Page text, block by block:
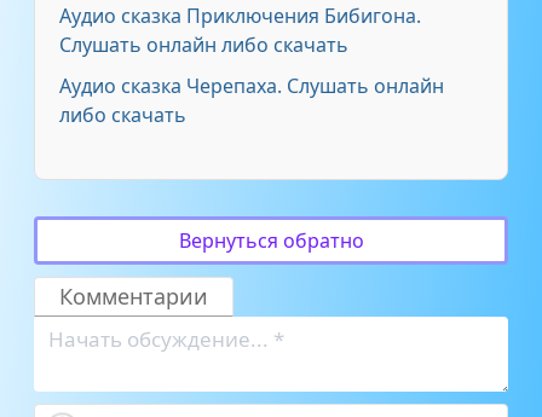
Аудио сказка Приключения Бибигона.
Слушать онлайн либо скачать
Аудио сказка Черепаха. Слушать онлайн
либо скачать
Вернуться обратно
Комментарии